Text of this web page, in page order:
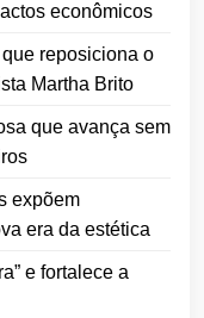
econômicos
reposiciona o
Martha Brito
que avança sem
expõem
era da estética
e fortalece a